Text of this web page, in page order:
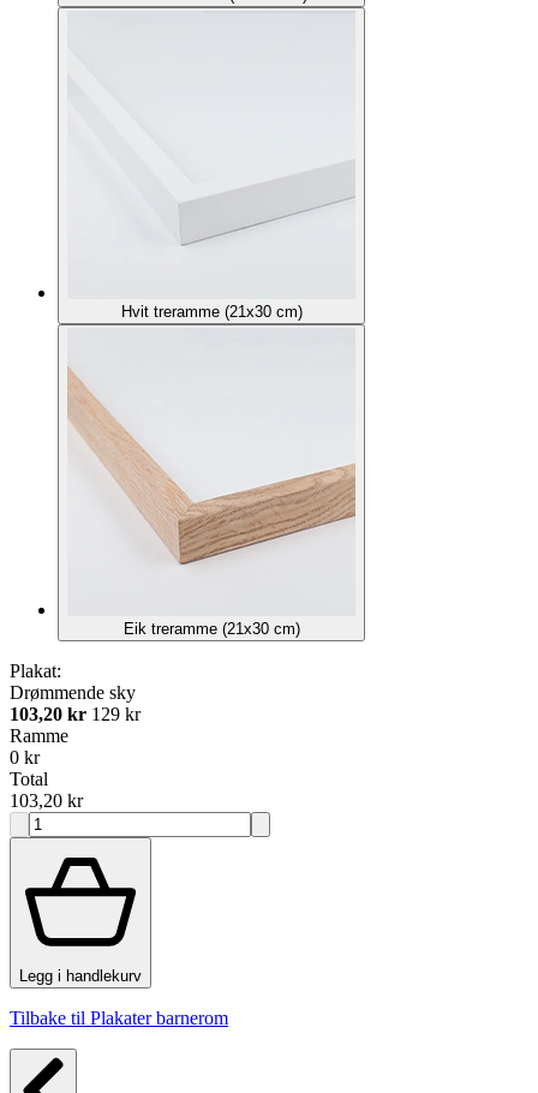
Hvit treramme (21x30 cm)
Eik treramme (21x30 cm)
Plakat:
Drømmende sky
103,20 kr 129 kr
Ramme
0 kr
Total
103,20 kr
Legg i handlekurv
Tilbake til Plakater barnerom